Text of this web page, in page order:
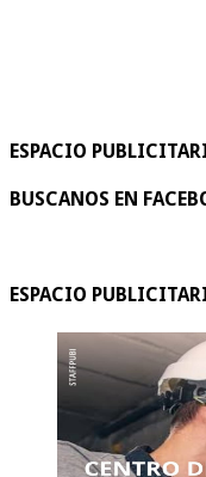
ESPACIO
BUSCANOS EN
ESPACIO